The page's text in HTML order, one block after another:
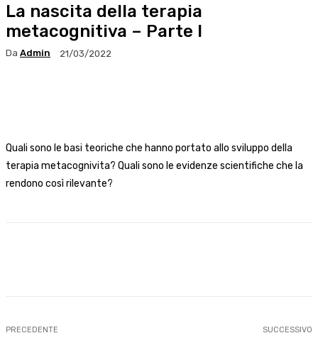
La nascita della terapia
metacognitiva – Parte I
Da Admin 21/03/2022
Quali sono le basi teoriche che hanno portato allo sviluppo della
terapia metacognivita? Quali sono le evidenze scientifiche che la
rendono così rilevante?
PRECEDENTE SUCCESSIVO